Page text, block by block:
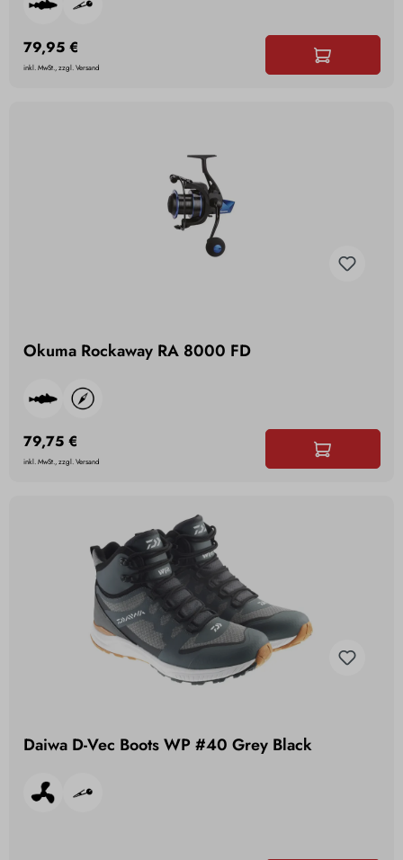
79,95 €
inkl. MwSt., zzgl. Versand
Okuma Rockaway RA 8000 FD
79,75 €
inkl. MwSt., zzgl. Versand
Daiwa D-Vec Boots WP #40 Grey Black